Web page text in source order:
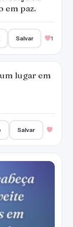
em paz.
Salvar 1
lugar em
Salvar